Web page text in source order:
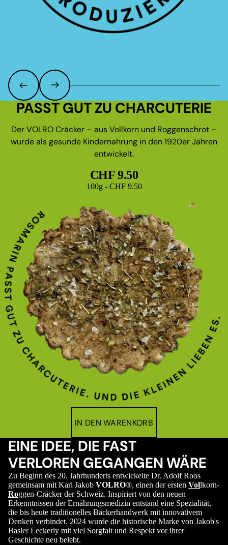
PASST GUT ZU CHARCUTERIE
Der VOLRO Cräcker – aus Vollkorn und Roggenschrot –
wurde als gesunde Kindernahrung in den 1920er Jahren
entwickelt.
CHF 9.50
Grundpreis
100g - CHF 9.50
IN DEN WARENKORB
EINE IDEE, DIE FAST
VERLOREN GEGANGEN WÄRE
Zu Beginn des 20. Jahrhunderts entwickelte Dr. Adolf Roos
gemeinsam mit Karl Jakob VOLRO®, einen der ersten Vollkorn-
Roggen-Cräcker der Schweiz. Inspiriert von den neuen
Erkenntnissen der Ernährungsmedizin entstand eine Spezialität,
die bis heute traditionelles Bäckerhandwerk mit innovativem
Denken verbindet. 2024 wurde die historische Marke von Jakob's
Basler Leckerly mit viel Sorgfalt und Respekt vor ihrer
Geschichte neu belebt.